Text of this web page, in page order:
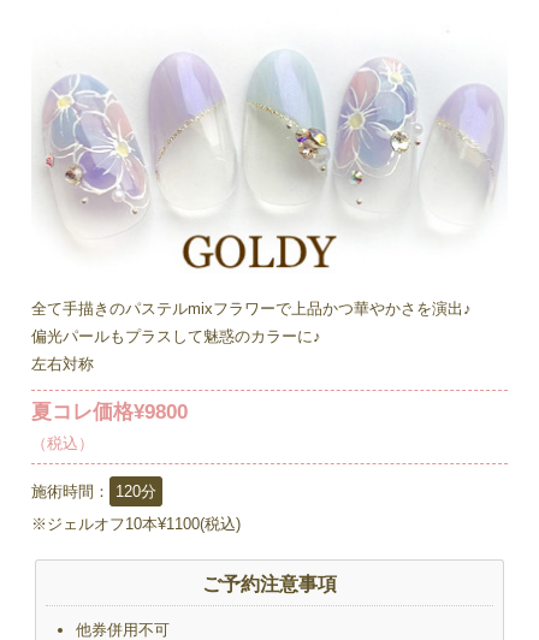
全て手描きのパステルmixフラワーで上品かつ華やかさを演出♪
偏光パールもプラスして魅惑のカラーに♪
左右対称
夏コレ価格¥9800
（税込）
施術時間：
120分
※ジェルオフ10本¥1100(税込)
ご予約注意事項
他券併用不可